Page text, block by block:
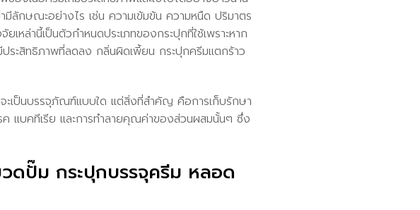
ามีลักษณะอย่างไร เช่น ความเข้มข้น ความหนืด ปริมาตร
เหล่านี้เป็นตัวกำหนดประเภทของกระปุกที่ใช้เพราะหาก
ระสิทธิภาพที่ลดลง กลิ่นผิดเพี้ยน กระปุกครีมแตกร้าว
ะเป็นบรรจุภัณฑ์แบบใด แต่สิ่งที่สำคัญ คือการเก็บรักษา
ค แบคทีเรีย และการทำลายคุณค่าของส่วนผสมนั้นๆ ซึ่ง
ดปั๊ม กระปุกบรรจุครีม หลอด